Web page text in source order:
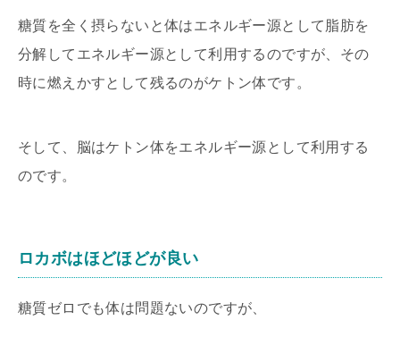
糖質を全く摂らないと体はエネルギー源として脂肪を
分解してエネルギー源として利用するのですが、その
時に燃えかすとして残るのがケトン体です。
そして、脳はケトン体をエネルギー源として利用する
のです。
ロカボはほどほどが良い
糖質ゼロでも体は問題ないのですが、